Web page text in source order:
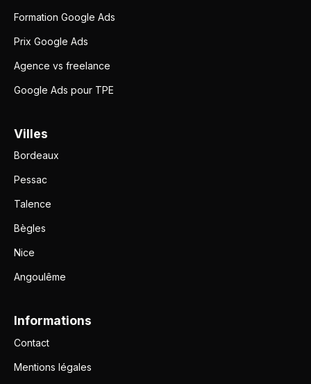
Formation Google Ads
Prix Google Ads
Agence vs freelance
Google Ads pour TPE
Villes
Bordeaux
Pessac
Talence
Bègles
Nice
Angoulême
Informations
Contact
Mentions légales